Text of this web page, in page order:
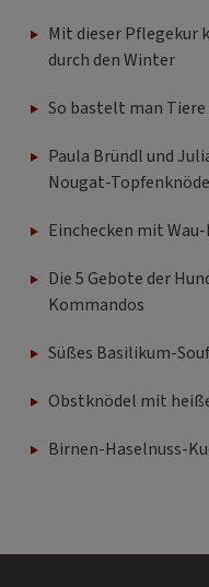
Mit dieser Pflegekur
durch den Winter
So bastelt man Tiere
Paula Bründl und
Nougat-
Einchecken mit
Die 5 Gebote der
Kommandos
Süßes Basilikum-
Obstknödel mit
Birnen-Haselnuss-